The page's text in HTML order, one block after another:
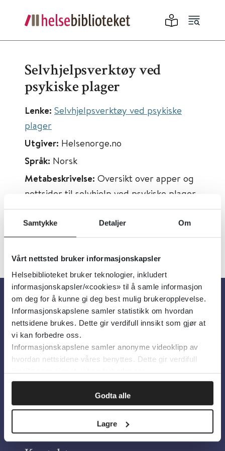
Samtykke Detaljer Om
Vårt nettsted bruker informasjonskapsler
Helsebiblioteket bruker teknologier, inkludert
informasjonskapsler/«cookies» til å samle informasjon
om deg for å kunne gi deg best mulig brukeropplevelse.
Informasjonskapslene samler statistikk om hvordan
nettsidene brukes. Dette gir verdifull innsikt som gjør at
vi kan forbedre oss.
Informasjonskapslene samler anonyme videoklipp av
hvordan nettsidene våres benyttes. Dette gir verdifull
innsikt som gjør at vi kan forbedre oss.
Godta alle
Lagre
Selvhjelpsverktøy ved
psykiske plager
Lenke: Selvhjelpsverktøy ved psykiske
plager
Utgiver: Helsenorge.no
Språk: Norsk
Metabeskrivelse: Oversikt over apper og
nettsider til selvhjelp ved psykiske plager.
Om oss
Om Helsebiblioteket
Personvern og informasjonskapsler
Tilgjengelighetserklæring
Information in English
Bilder fra Colourbox.com